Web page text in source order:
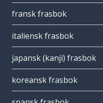
fransk frasbok
italiensk frasbok
japansk (kanji) frasbok
koreansk frasbok